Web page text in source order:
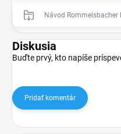
Návod Rommelsbacher
Diskusia
Buďte prvý, kto napíše
Pridať komentár